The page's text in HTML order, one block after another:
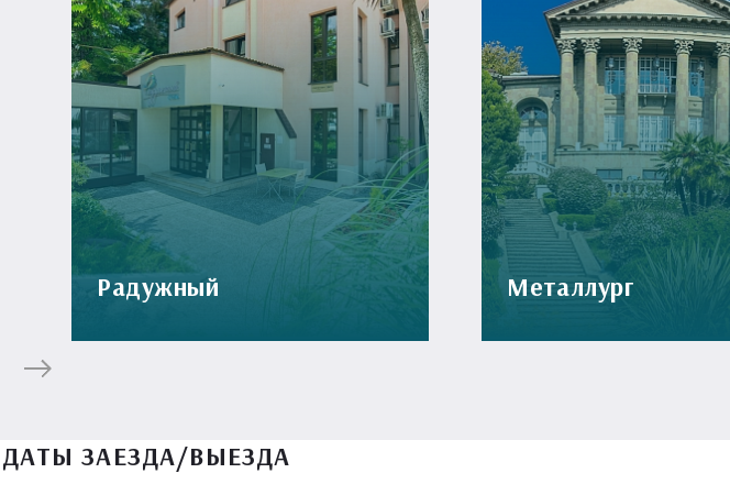
Радужный Металлург
ЗАЕЗДА/ВЫЕЗДА